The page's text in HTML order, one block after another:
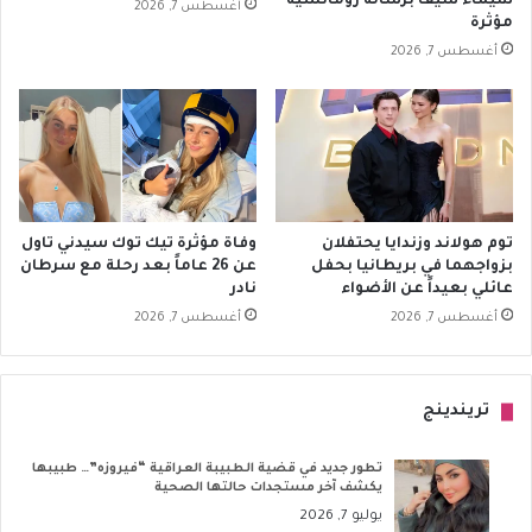
مؤثرة
أغسطس 7, 2026
أغسطس 7, 2026
توم هولاند وزندايا يحتفلان
بزواجهما في بريطانيا بحفل
عائلي بعيداً عن الأضواء
أغسطس 7, 2026
وفاة مؤثرة تيك توك سيدني تاول
عن 26 عاماً بعد رحلة مع سرطان
نادر
أغسطس 7, 2026
تريندينج
تطور جديد في قضية الطبيبة العراقية “فيروزه”… طبيبها
يكشف آخر مستجدات حالتها الصحية
يوليو 7, 2026